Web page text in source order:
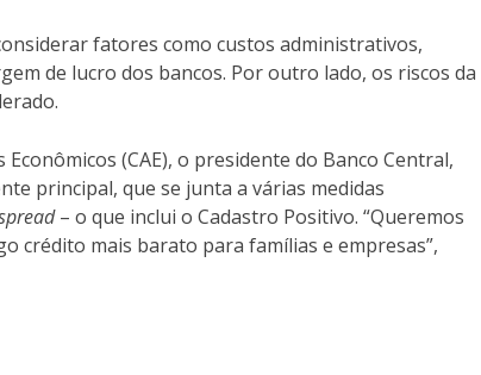
fatores como custos administrativos,
de lucro dos bancos. Por outro lado, os riscos da
(CAE), o presidente do Banco Central,
principal, que se junta a várias medidas
– o que inclui o Cadastro Positivo. “Queremos
crédito mais barato para famílias e empresas”,